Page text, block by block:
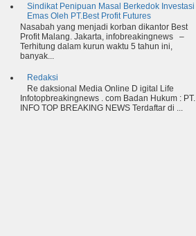
Sindikat Penipuan Masal Berkedok Investasi
Emas Oleh PT.Best Profit Futures
Nasabah yang menjadi korban dikantor Best
Profit Malang. Jakarta, infobreakingnews –
Terhitung dalam kurun waktu 5 tahun ini,
banyak...
Redaksi
Re daksional Media Online D igital Life
Infotopbreakingnews . com Badan Hukum : PT.
INFO TOP BREAKING NEWS Terdaftar di ...